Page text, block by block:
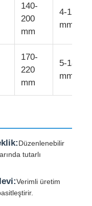
140-
200
mm
4-12
mm
170-
220
mm
5-18
mm
Düzenlenebilir
tutarlı
Verimli üretim